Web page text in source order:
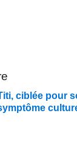
ciblée pour